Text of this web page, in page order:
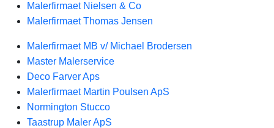
Malerfirmaet Nielsen & Co
Malerfirmaet Thomas Jensen
Malerfirmaet MB v/ Michael Brodersen
Master Malerservice
Deco Farver Aps
Malerfirmaet Martin Poulsen ApS
Normington Stucco
Taastrup Maler ApS